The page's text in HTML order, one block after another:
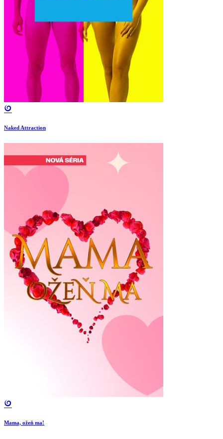
Naked Attraction
Mama, ožeň ma!